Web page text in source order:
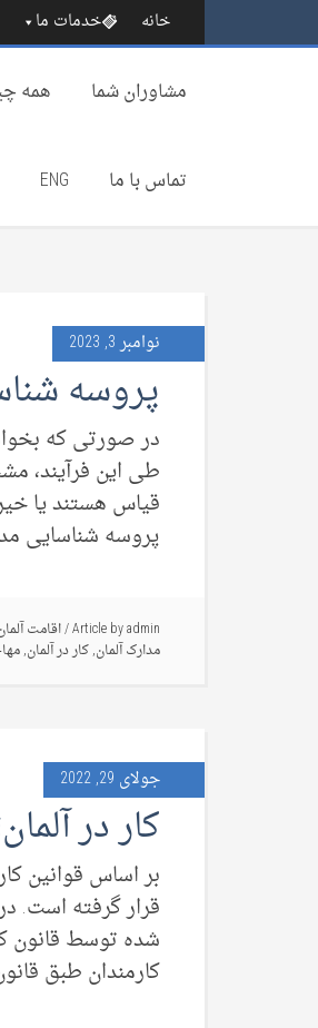
خانه خدمات ما
مشاوران شما همه
تماس با ما ENG
نوامبر 3, 2023
پروسه
در صورتی که
طی این فرآیند،
پروسه شناسایی
Article byadmin
/اقامت
مدارک آلمان,کار در آلمان,
جولای 29, 2022
کار در
بر اساس قوانین
شده توسط قانون
کارمندان طبق